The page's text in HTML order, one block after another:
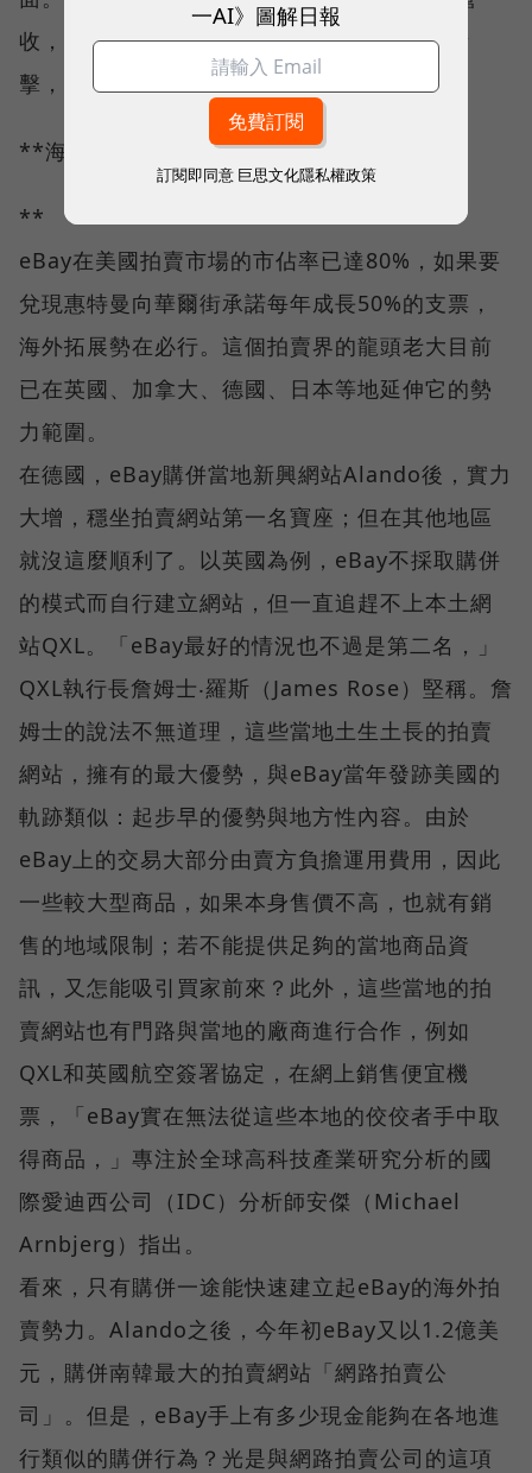
收，目前還不得而知，但為了面對不景氣的衝
擊，eBay勢必得開發新的收入來源。
**海外複製成功模式？
**
eBay在美國拍賣市場的市佔率已達80%，如果要
兌現惠特曼向華爾街承諾每年成長50%的支票，
海外拓展勢在必行。這個拍賣界的龍頭老大目前
已在英國、加拿大、德國、日本等地延伸它的勢
力範圍。
在德國，eBay購併當地新興網站Alando後，實力
大增，穩坐拍賣網站第一名寶座；但在其他地區
就沒這麼順利了。以英國為例，eBay不採取購併
的模式而自行建立網站，但一直追趕不上本土網
站QXL。「eBay最好的情況也不過是第二名，」
QXL執行長詹姆士‧羅斯（James Rose）堅稱。詹
姆士的說法不無道理，這些當地土生土長的拍賣
網站，擁有的最大優勢，與eBay當年發跡美國的
軌跡類似：起步早的優勢與地方性內容。由於
eBay上的交易大部分由賣方負擔運用費用，因此
一些較大型商品，如果本身售價不高，也就有銷
售的地域限制；若不能提供足夠的當地商品資
訊，又怎能吸引買家前來？此外，這些當地的拍
賣網站也有門路與當地的廠商進行合作，例如
QXL和英國航空簽署協定，在網上銷售便宜機
票，「eBay實在無法從這些本地的佼佼者手中取
得商品，」專注於全球高科技產業研究分析的國
際愛迪西公司（IDC）分析師安傑（Michael
Arnbjerg）指出。
看來，只有購併一途能快速建立起eBay的海外拍
賣勢力。Alando之後，今年初eBay又以1.2億美
元，購併南韓最大的拍賣網站「網路拍賣公
司」。但是，eBay手上有多少現金能夠在各地進
行類似的購併行為？光是與網路拍賣公司的這項
一AI》圖解日報
訂閱即同意 巨思文化隱私權政策